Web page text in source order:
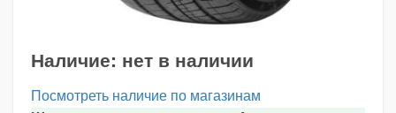
Наличие: нет в наличии
Посмотреть наличие по магазинам